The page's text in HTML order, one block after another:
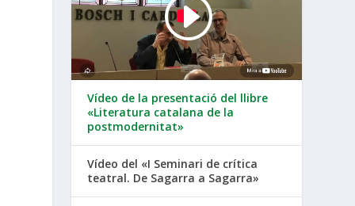
Vídeo de la presentació del llibre
«Literatura catalana de la
postmodernitat»
Vídeo del «I Seminari de crítica
teatral. De Sagarra a Sagarra»